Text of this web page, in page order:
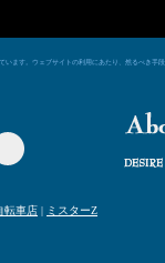
ます。ウェブサイトの利用にあたり、然るべき
転車店 | ミスターZ